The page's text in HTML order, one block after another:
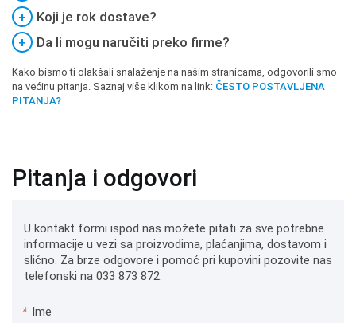
+
Koji je rok dostave?
+
Da li mogu naručiti preko firme?
Kako bismo ti olakšali snalaženje na našim stranicama, odgovorili smo
na većinu pitanja. Saznaj više klikom na link: ČESTO POSTAVLJENA
PITANJA?
Pitanja i odgovori
U kontakt formi ispod nas možete pitati za sve potrebne
informacije u vezi sa proizvodima, plaćanjima, dostavom i
slično. Za brze odgovore i pomoć pri kupovini pozovite nas
telefonski na 033 873 872.
* Ime